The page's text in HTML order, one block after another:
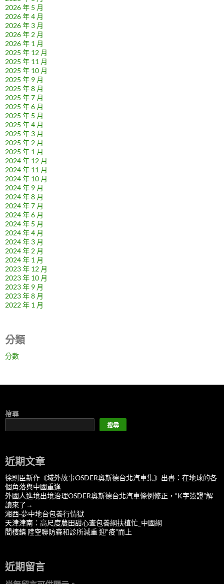
2026 年 5 月
2026 年 4 月
2026 年 3 月
2026 年 2 月
2026 年 1 月
2025 年 12 月
2025 年 11 月
2025 年 10 月
2025 年 9 月
2025 年 8 月
2025 年 7 月
2025 年 6 月
2025 年 5 月
2025 年 4 月
2025 年 3 月
2025 年 2 月
2025 年 1 月
2024 年 12 月
2024 年 11 月
2024 年 10 月
2024 年 9 月
2024 年 8 月
2024 年 7 月
2024 年 6 月
2024 年 5 月
2024 年 4 月
2024 年 3 月
2024 年 2 月
2024 年 1 月
2023 年 12 月
2023 年 10 月
2023 年 9 月
2023 年 8 月
2022 年 1 月
分類
分數
搜尋
搜尋
近期文章
徐則臣新作《域外故事OSDER奧斯德台北汽車集》出書：在地球的各
個角落與中國重逢
外國人進境出境治理OSDER奧斯德台北汽車條例修正，“K字簽證”解
讀來了→
湘西·夢中地台包養行情獄
天津津南：高尺度農田甜心查包養網扶植忙_中國網
閻樓鎮 陸空聯防森和診所減重 迎“疫”而上
近期留言